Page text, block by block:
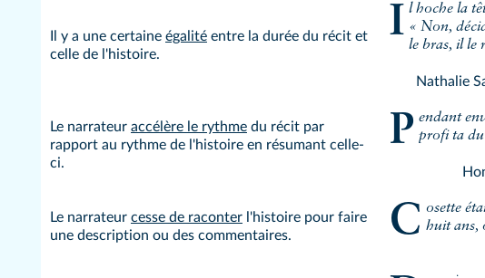
Il y a une certaine égalité entre la durée du récit et
celle de l'histoire.
Il hoche la tête, il plisse les paupières, les lèvres… « Non,
le bras, il le
Nathalie
Le narrateur accélère le rythme du récit par
rapport au rythme de l'histoire en résumant celle-
ci.
Pendant environ trois mois, la veuve Vauquer profi ta
Le narrateur cesse de raconter l'histoire pour faire
une description ou des commentaires.
Cosette était maigre et blême. Elle avait près de huit ans,